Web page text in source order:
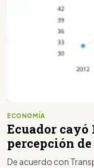
ECONOMÍA
Ecuador cayó
percepción
De acuerdo con